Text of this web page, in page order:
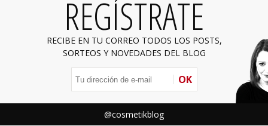
REGÍSTRATE
RECIBE EN TU CORREO TODOS LOS POSTS,
SORTEOS Y NOVEDADES DEL BLOG
OK
@cosmetikblog